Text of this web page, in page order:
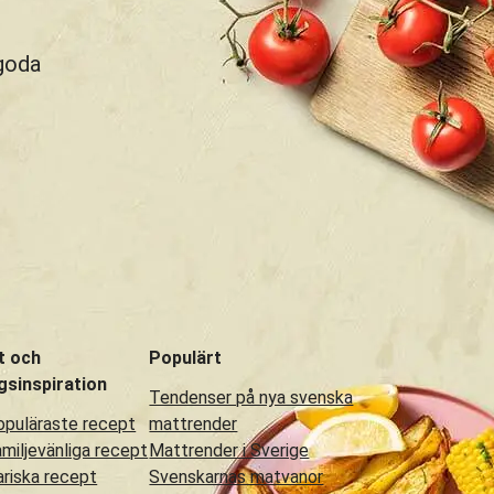
och
recept
recept
recept
Populärt
Tendenser på nya svenska
mattrender
Mattrender i Sverige
Svenskarnas matvanor